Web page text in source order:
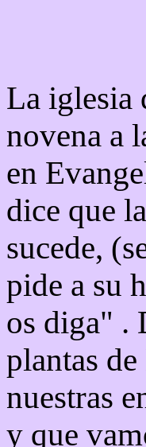
La iglesia
novena a
en
dice que
sucede,
pide a su
os diga" .
plantas
nuestras
y que